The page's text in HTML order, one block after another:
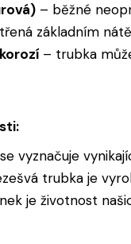
– běžné
základním
– trubka
se vyznačuje
trubka je
je životnost